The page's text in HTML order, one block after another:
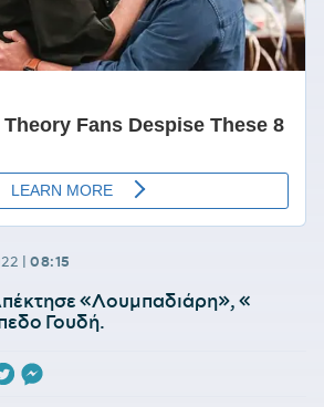
| 08:15
«Λουμπαδιάρη», «
Γουδή.